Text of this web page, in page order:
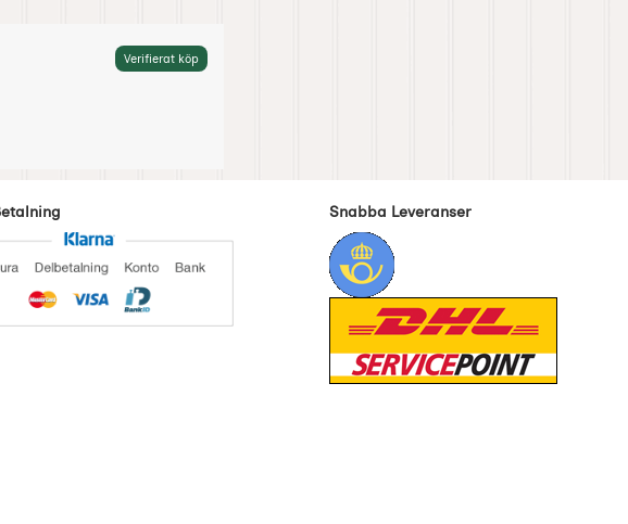
Verifierat köp
Snabba Leveranser